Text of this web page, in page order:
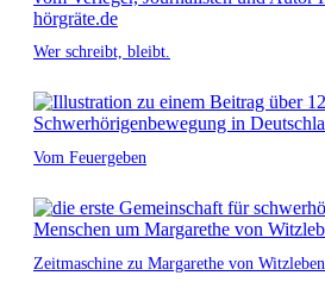
Wer schreibt, bleibt.
Vom Feuergeben
Zeitmaschine zu Margarethe von Witzleben